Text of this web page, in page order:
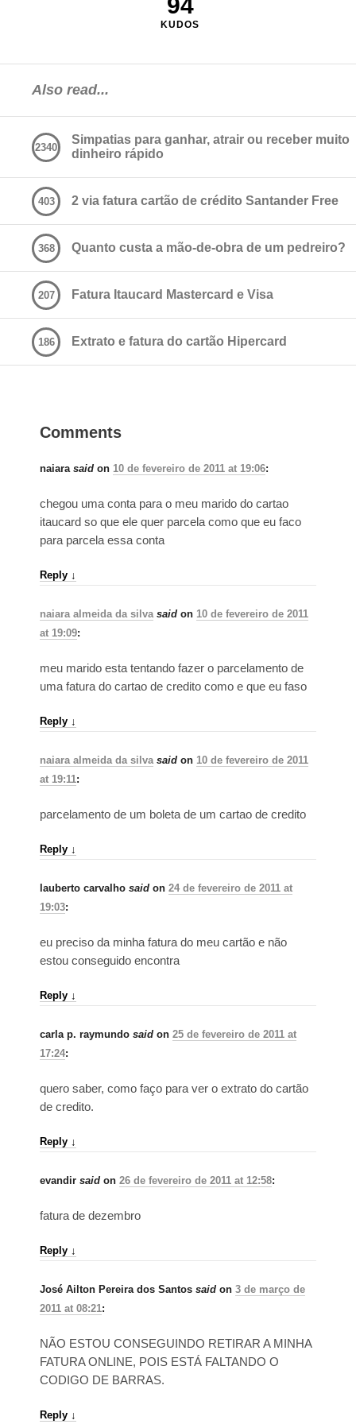
94
KUDOS
Also read...
Simpatias para ganhar, atrair ou receber muito
dinheiro rápido
2340
2 via fatura cartão de crédito Santander Free
403
Quanto custa a mão-de-obra de um pedreiro?
368
Fatura Itaucard Mastercard e Visa
207
Extrato e fatura do cartão Hipercard
186
Comments
naiara said on 10 de fevereiro de 2011 at 19:06:
chegou uma conta para o meu marido do cartao
itaucard so que ele quer parcela como que eu faco
para parcela essa conta
Reply ↓
naiara almeida da silva said on 10 de fevereiro de 2011
at 19:09:
meu marido esta tentando fazer o parcelamento de
uma fatura do cartao de credito como e que eu faso
Reply ↓
naiara almeida da silva said on 10 de fevereiro de 2011
at 19:11:
parcelamento de um boleta de um cartao de credito
Reply ↓
lauberto carvalho said on 24 de fevereiro de 2011 at
19:03:
eu preciso da minha fatura do meu cartão e não
estou conseguido encontra
Reply ↓
carla p. raymundo said on 25 de fevereiro de 2011 at
17:24:
quero saber, como faço para ver o extrato do cartão
de credito.
Reply ↓
evandir said on 26 de fevereiro de 2011 at 12:58:
fatura de dezembro
Reply ↓
José Ailton Pereira dos Santos said on 3 de março de
2011 at 08:21:
NÃO ESTOU CONSEGUINDO RETIRAR A MINHA
FATURA ONLINE, POIS ESTÁ FALTANDO O
CODIGO DE BARRAS.
Reply ↓